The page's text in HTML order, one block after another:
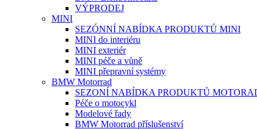
VÝPRODEJ
MINI
SEZÓNNÍ NABÍDKA PRODUKTŮ MINI
MINI do interiéru
MINI exteriér
MINI péče a vůně
MINI přepravní systémy
BMW Motorrad
SEZONÍ NABÍDKA PRODUKTŮ
Péče o motocykl
Modelové řady
BMW Motorrad příslušenství